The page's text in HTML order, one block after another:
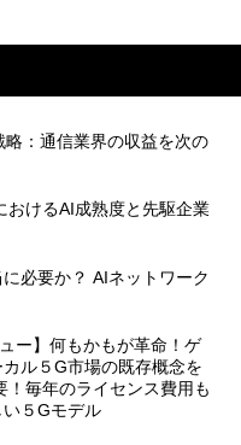
：通信業界の収益を次の
おけるAI成熟度と先駆企業
必要か？ AIネットワーク
ー】何もかもが革命！ゲ
ル５G市場の既存概念を
毎年のライセンス費用も
５Gモデル